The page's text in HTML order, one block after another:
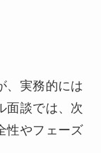
、実務的には
面談では、次
性やフェーズ